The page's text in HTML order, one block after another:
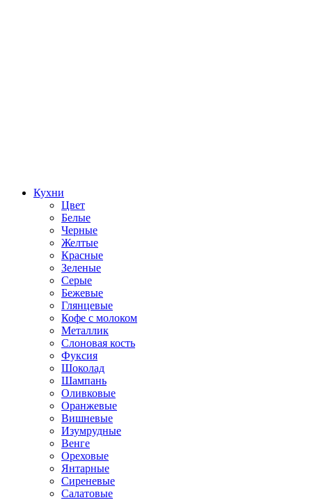
Кухни
Цвет
Белые
Черные
Желтые
Красные
Зеленые
Серые
Бежевые
Глянцевые
Кофе с молоком
Металлик
Слоновая кость
Фуксия
Шоколад
Шампань
Оливковые
Оранжевые
Вишневые
Изумрудные
Венге
Ореховые
Янтарные
Сиреневые
Салатовые